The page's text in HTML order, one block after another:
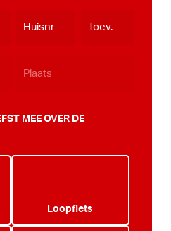
MEE OVER DE
Loopfiets